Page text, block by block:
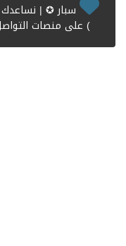
سبار ✪ |
) على منصات